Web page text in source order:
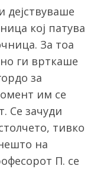
дејствуваше
кој патува
За тоа
ги врткаше
за
им се
Се зачуди
тивко
на
П. се